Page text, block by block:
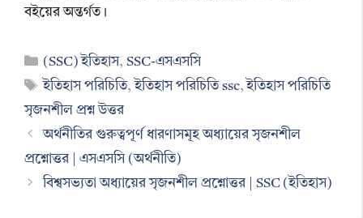
বইয়ের অন্তর্গত।
Categories
(SSC) ইতিহাস,SSC-এসএসসি
Tags
ইতিহাস পরিচিতি,ইতিহাস পরিচিতি ssc,ইতিহাস পরিচিতি
সৃজনশীল প্রশ্ন উত্তর
অর্থনীতির গুরুত্বপূর্ণ ধারণাসমূহ অধ্যায়ের সৃজনশীল
প্রশ্নোত্তর | এসএসসি (অর্থনীতি)
বিশ্বসভ্যতা অধ্যায়ের সৃজনশীল প্রশ্নোত্তর | SSC (ইতিহাস)